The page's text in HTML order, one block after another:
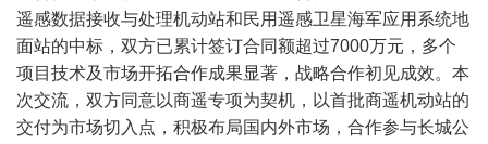
遥感数据接收与处理机动站和民用遥感卫星海军应用系统地
面站的中标，双方已累计签订合同额超过7000万元，多个
项目技术及市场开拓合作成果显著，战略合作初见成效。本
次交流，双方同意以商遥专项为契机，以首批商遥机动站的
交付为市场切入点，积极布局国内外市场，合作参与长城公